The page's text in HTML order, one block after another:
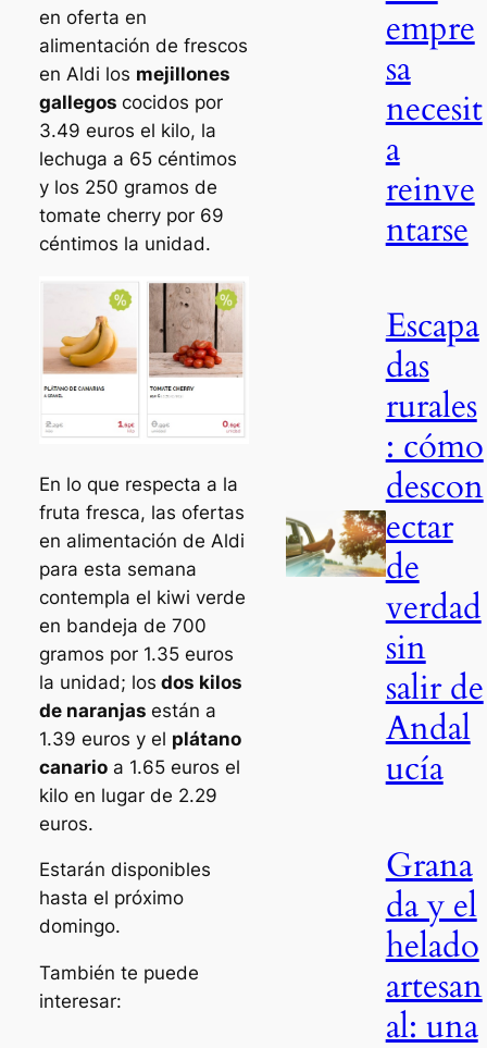
en oferta en
alimentación de frescos
en Aldi los mejillones
gallegos cocidos por
3.49 euros el kilo, la
lechuga a 65 céntimos
y los 250 gramos de
tomate cherry por 69
céntimos la unidad.
En lo que respecta a la
fruta fresca, las ofertas
en alimentación de Aldi
para esta semana
contempla el kiwi verde
en bandeja de 700
gramos por 1.35 euros
la unidad; los dos kilos
de naranjas están a
1.39 euros y el plátano
canarioa 1.65 euros el
kilo en lugar de 2.29
euros.
Estarán disponibles
hasta el próximo
domingo.
También te puede
interesar:
empre
sa
necesit
a
reinve
ntarse
Escapa
das
rurales
: cómo
descon
ectar
de
verdad
sin
salir de
Andal
ucía
Grana
da y el
helado
artesan
al: una